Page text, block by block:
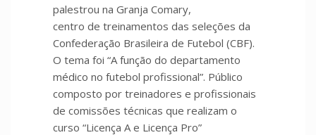
palestrou na Granja Comary,
centro de treinamentos das seleções da
Confederação Brasileira de Futebol (CBF).
O tema foi “A função do departamento
médico no futebol profissional”. Público
composto por treinadores e profissionais
de comissões técnicas que realizam o
curso “Licença A e Licença Pro”